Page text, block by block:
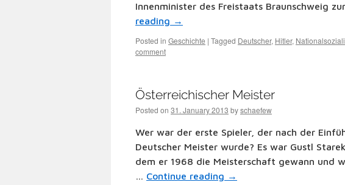
Innenminister des Freistaats Braunschweig
reading →
Posted in Geschichte | Tagged Deutscher, Hitler,
comment
Österreichischer Meister
Posted on 31. January 2013 byschaefew
Wer war der erste Spieler, der nach der
Deutscher Meister wurde? Es war Gustl
dem er 1968 die Meisterschaft gewann und
… Continue reading →